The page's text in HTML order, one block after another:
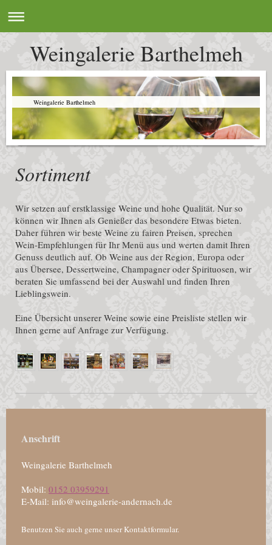
Weingalerie Barthelmeh
Weingalerie Barthelmeh
Sortiment
Wir setzen auf erstklassige Weine und hohe Qualität. Nur so
können wir Ihnen als Genießer das besondere Etwas bieten.
Daher führen wir beste Weine zu fairen Preisen, sprechen
Wein-Empfehlungen für Ihr Menü aus und werten damit Ihren
Genuss deutlich auf. Ob Weine aus der Region, Europa oder
aus Übersee, Dessertweine, Champagner oder Spirituosen, wir
beraten Sie umfassend bei der Auswahl und finden Ihren
Lieblingswein.
Eine Übersicht unserer Weine sowie eine Preisliste stellen wir
Ihnen gerne auf Anfrage zur Verfügung.
Anschrift
Weingalerie Barthelmeh
Mobil: 0152 03959291
E-Mail: info@weingalerie-andernach.de
Benutzen Sie auch gerne unser Kontaktformular.